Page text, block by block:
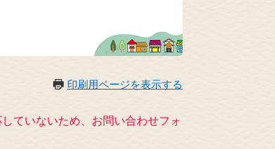
印刷用ページを表示する
ていないため、お問い合わせフォ